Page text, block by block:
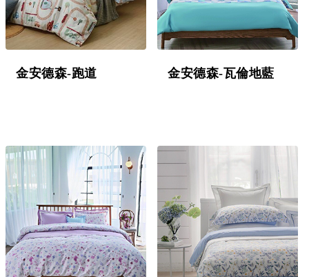
金安德森-跑道 金安德森-瓦倫地藍